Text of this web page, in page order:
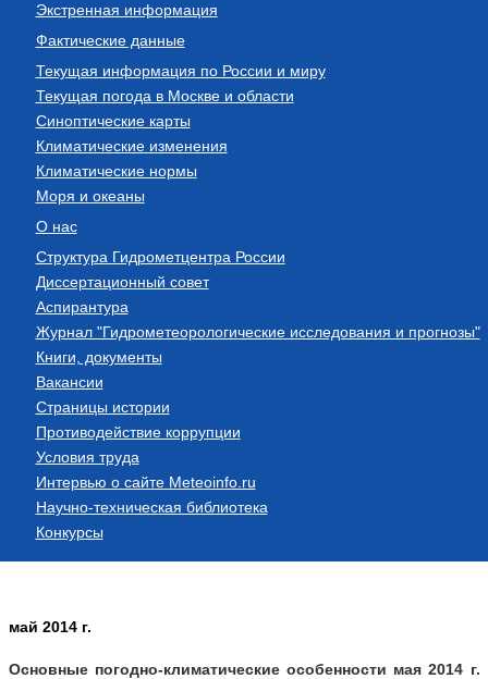
Экстренная информация
Фактические данные
Текущая информация по России и миру
Текущая погода в Москве и области
Синоптические карты
Климатические изменения
Климатические нормы
Моря и океаны
О нас
Структура Гидрометцентра России
Диссертационный совет
Аспирантура
Журнал "Гидрометеорологические исследования и прогнозы"
Книги, документы
Вакансии
Страницы истории
Противодействие коррупции
Условия труда
Интервью о сайте Meteoinfo.ru
Научно-техническая библиотека
Конкурсы
май 2014 г.
Основные погодно-климатические особенности мая 2014 г.